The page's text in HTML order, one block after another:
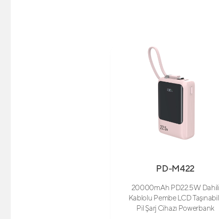
PD-M422
20000mAh PD22.5W Dahili
Kablolu Pembe LCD
Pil Şarj Cihazı Powerbank